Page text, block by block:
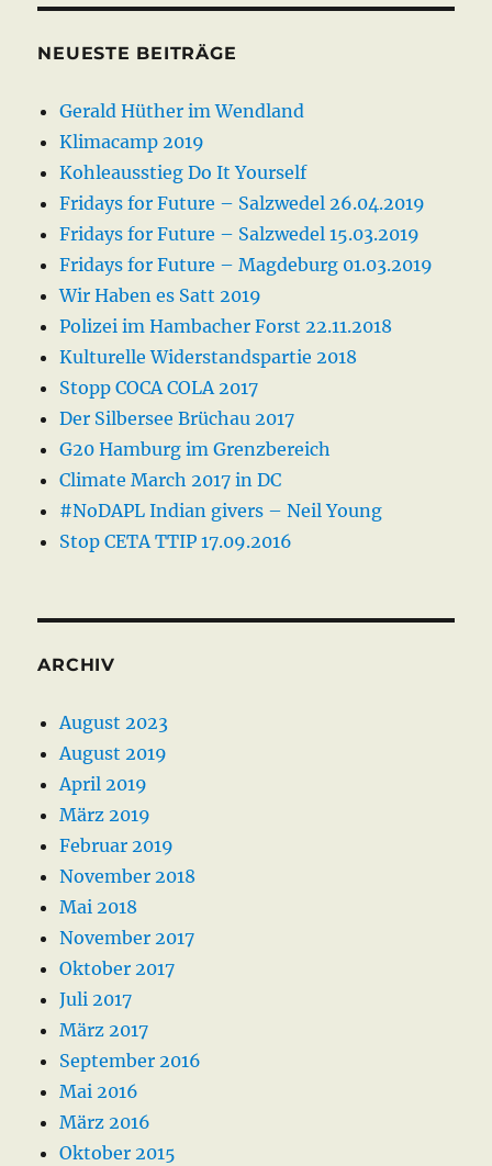
NEUESTE BEITRÄGE
Gerald Hüther im Wendland
Klimacamp 2019
Kohleausstieg Do It Yourself
Fridays for Future – Salzwedel 26.04.2019
Fridays for Future – Salzwedel 15.03.2019
Fridays for Future – Magdeburg 01.03.2019
Wir Haben es Satt 2019
Polizei im Hambacher Forst 22.11.2018
Kulturelle Widerstandspartie 2018
Stopp COCA COLA 2017
Der Silbersee Brüchau 2017
G20 Hamburg im Grenzbereich
Climate March 2017 in DC
#NoDAPL Indian givers – Neil Young
Stop CETA TTIP 17.09.2016
ARCHIV
August 2023
August 2019
April 2019
März 2019
Februar 2019
November 2018
Mai 2018
November 2017
Oktober 2017
Juli 2017
März 2017
September 2016
Mai 2016
März 2016
Oktober 2015